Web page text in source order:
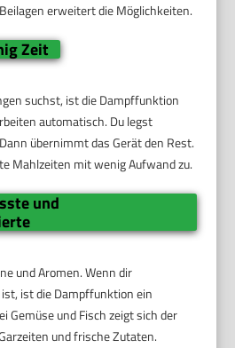
erweitert die Möglichkeiten.
Zeit
suchst, ist die Dampffunktion
automatisch. Du legst
übernimmt das Gerät den Rest.
Mahlzeiten mit wenig Aufwand zu.
und
und Aromen. Wenn dir
ist die Dampffunktion ein
Gemüse und Fisch zeigt sich der
und frische Zutaten.